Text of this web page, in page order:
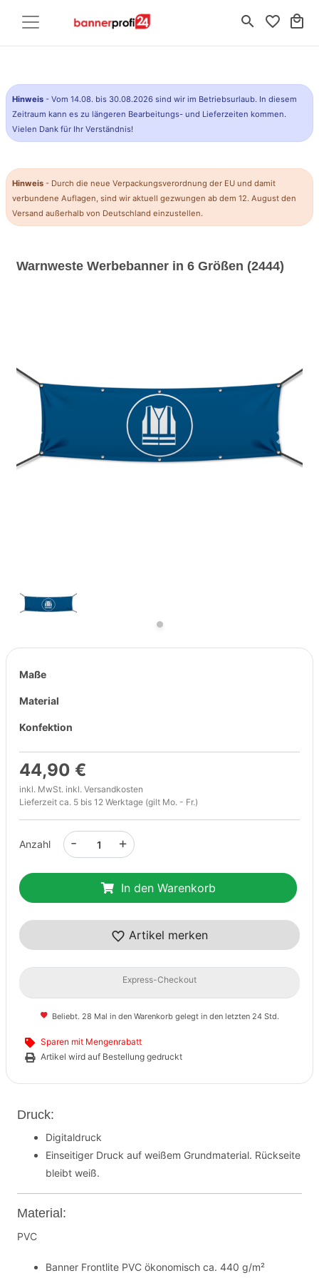
search favorite_border local_mall
Hinweis - Vom 14.08. bis 30.08.2026 sind wir im Betriebsurlaub. In diesem
Zeitraum kann es zu längeren Bearbeitungs- und Lieferzeiten kommen.
Vielen Dank für Ihr Verständnis!
Hinweis - Durch die neue Verpackungsverordnung der EU und damit
verbundene Auflagen, sind wir aktuell gezwungen ab dem 12. August den
Versand außerhalb von Deutschland einzustellen.
Warnweste Werbebanner in 6 Größen (2444)
Previous Next
Maße
Material
Konfektion
44,90 €
inkl. MwSt. inkl. Versandkosten
Lieferzeit ca. 5 bis 12 Werktage (gilt Mo. - Fr.)
Anzahl +
-
In den Warenkorb
Artikel merken
Express-Checkout
Beliebt. 28 Mal in den Warenkorb gelegt in den letzten 24 Std.
Sparen mit Mengenrabatt
Artikel wird auf Bestellung gedruckt
Druck:
Digitaldruck
Einseitiger Druck auf weißem Grundmaterial. Rückseite
bleibt weiß.
Material:
PVC
Banner Frontlite PVC ökonomisch ca. 440 g/m²